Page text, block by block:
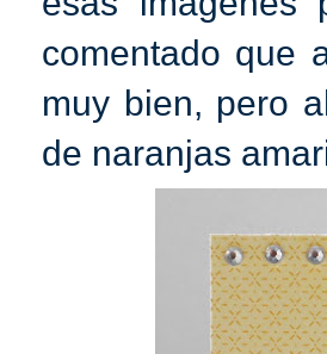
comentado que
muy bien, pero
de naranjas